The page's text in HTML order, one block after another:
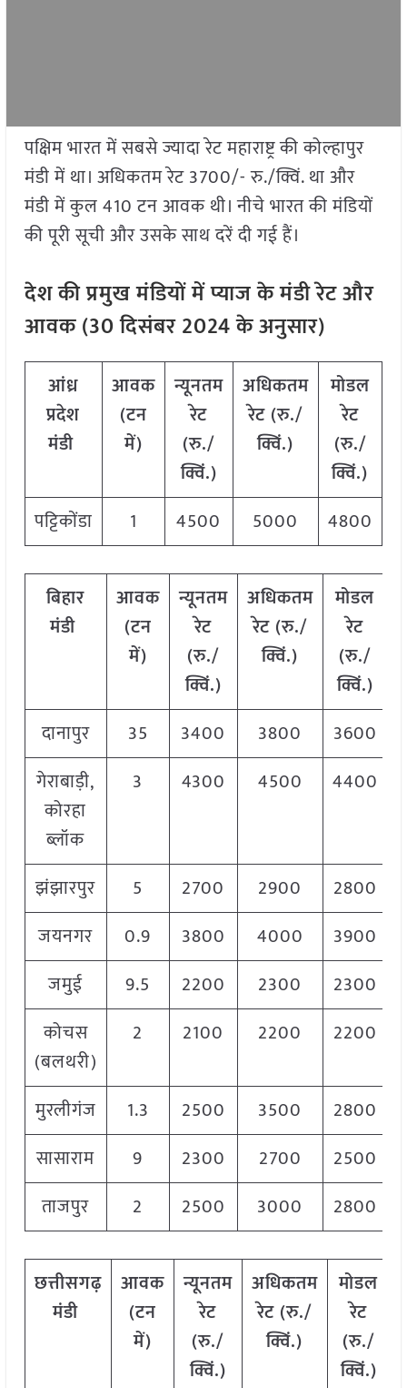
पक्षिम भारत में सबसे ज्यादा रेट महाराष्ट्र की कोल्हापुर
मंडी में था। अधिकतम रेट 3700/- रु./क्विं. था और
मंडी में कुल 410 टन आवक थी। नीचे भारत की मंडियों
की पूरी सूची और उसके साथ दरें दी गई हैं।
देश की प्रमुख मंडियों में प्याज के मंडी रेट और
आवक (30दिसंबर2024के अनुसार)
आंध्र
प्रदेश
मंडी
आवक
(टन
में)
न्यूनतम
रेट
(रु./
क्विं.)
अधिकतम
रेट (रु./
क्विं.)
मोडल
रेट
(रु./
क्विं.)
पट्टिकोंडा
1 4500 5000 4800
बिहार
मंडी
आवक
(टन
में)
न्यूनतम
रेट
(रु./
क्विं.)
अधिकतम
रेट (रु./
क्विं.)
मोडल
रेट
(रु./
क्विं.)
दानापुर
35 3400 3800
3600
गेराबाड़ी,
कोरहा
ब्लॉक
3 4300 4500 4400
झंझारपुर 5 2700 2900
2800
जयनगर
0.9 3800 4000
3900
जमुई
9.5 2200 2300
2300
कोचस
(बलथरी)
2 2100 2200 2200
मुरलीगंज 1.3 2500 3500
2800
सासाराम
9 2300 2700
2500
ताजपुर
2 2500 3000 2800
छत्तीसगढ़
मंडी
आवक
(टन
में)
न्यूनतम
रेट
(रु./
क्विं.)
अधिकतम
रेट (रु./
क्विं.)
मोडल
रेट
(रु./
क्विं.)